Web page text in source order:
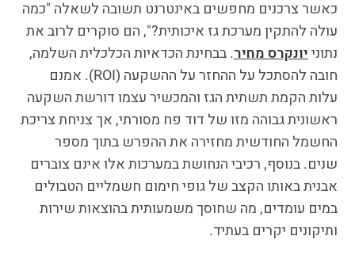
כאשר צרכנים מחפשים באינטרנט תשובה לשאלה "כמה
עולה להתקין מערכת גז איכותית?", הם סוקרים לרוב את
נתונייונקרס מחיר. בבחינת הכדאיות הכלכלית השלמה,
חובה להסתכל על ההחזר על ההשקעה (ROI). אמנם
עלות הקמת תשתית הגז והמכשיר עצמו דורשת השקעה
ראשונית גבוהה מזו של דוד פח מסורתי, אך צניחת צריכת
החשמל החודשית מחזירה את ההפרש בתוך מספר
שנים. בנוסף, רכיבי הנחושת במערכות אלו אינם צוברים
אבנית באותו הקצב של גופי חימום חשמליים הטבולים
במים עומדים, מה שחוסך משמעותית בהוצאות שירות
ותיקונים יקרים בעתיד.